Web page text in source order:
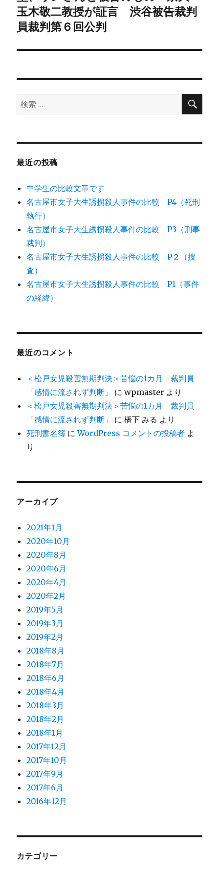
シ
ョ
ン
投
稿:
玉木敬二教授が証言 渋谷被告裁判
員裁判第６回公判
検
索:
検
最近の投稿
中学生の比較文章です
名古屋市女子大生誘拐殺人事件の比較 P4（死刑
執行）
名古屋市女子大生誘拐殺人事件の比較 P3（刑事
裁判）
名古屋市女子大生誘拐殺人事件の比較 P２（捜
査）
名古屋市女子大生誘拐殺人事件の比較 P1（事件
の経緯）
最近のコメント
＜松戸女児殺害無期判決＞苦悩の1カ月 裁判員
「感情に流されず判断」
にwpmaster より
＜松戸女児殺害無期判決＞苦悩の1カ月 裁判員
「感情に流されず判断」
に橋下 みる より
死刑書名簿 にWordPress コメントの投稿者 よ
り
アーカイブ
2021年1月
2020年10月
2020年8月
2020年6月
2020年4月
2020年2月
2019年5月
2019年3月
2019年2月
2018年8月
2018年7月
2018年6月
2018年4月
2018年3月
2018年2月
2018年1月
2017年12月
2017年10月
2017年9月
2017年6月
2016年12月
カテゴリー